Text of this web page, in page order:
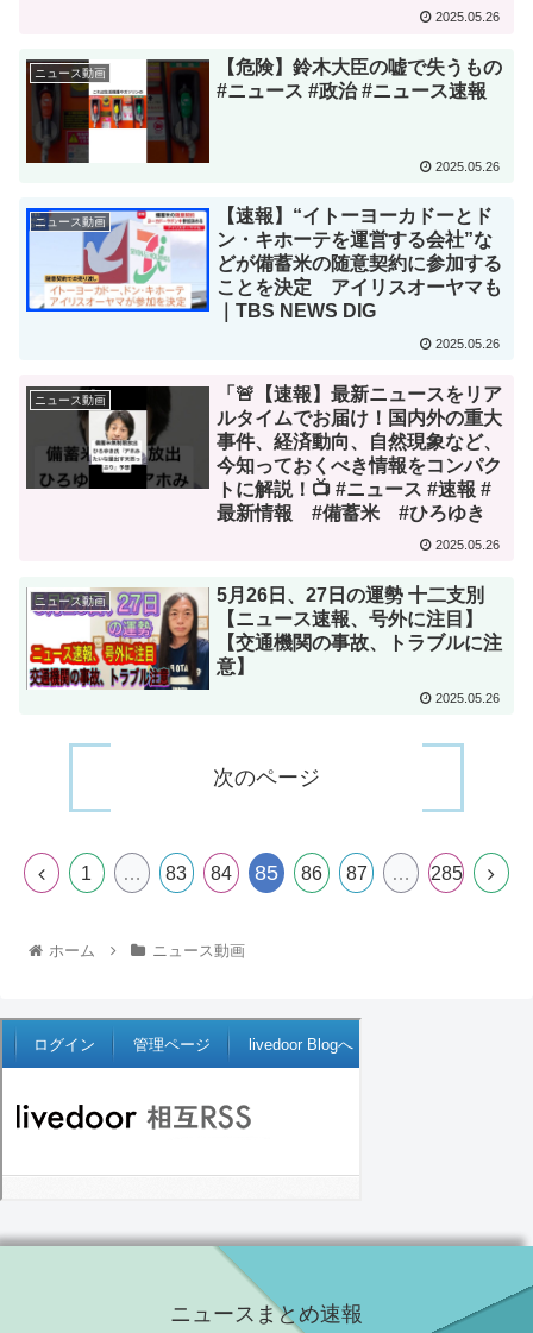
2025.05.26
ニュース動画
【危険】鈴木大臣の嘘で失うもの
#ニュース #政治 #ニュース速報
2025.05.26
ニュース動画
【速報】“イトーヨーカドーとド
ン・キホーテを運営する会社”な
どが備蓄米の随意契約に参加する
ことを決定 アイリスオーヤマも
｜TBS NEWS DIG
2025.05.26
ニュース動画
「🚨【速報】最新ニュースをリア
ルタイムでお届け！国内外の重大
事件、経済動向、自然現象など、
今知っておくべき情報をコンパク
トに解説！📺 #ニュース #速報 #
最新情報 #備蓄米 #ひろゆき
2025.05.26
ニュース動画
5月26日、27日の運勢 十二支別
【ニュース速報、号外に注目】
【交通機関の事故、トラブルに注
意】
2025.05.26
次のページ
1 … 83 84 85 86 87 … 285
ホーム ニュース動画
ニュースまとめ速報